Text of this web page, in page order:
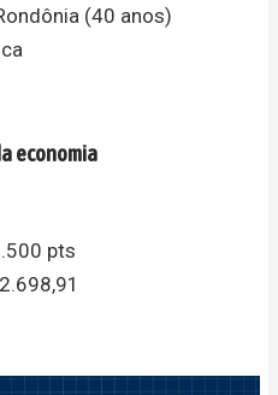
(40 anos)
economia
pts